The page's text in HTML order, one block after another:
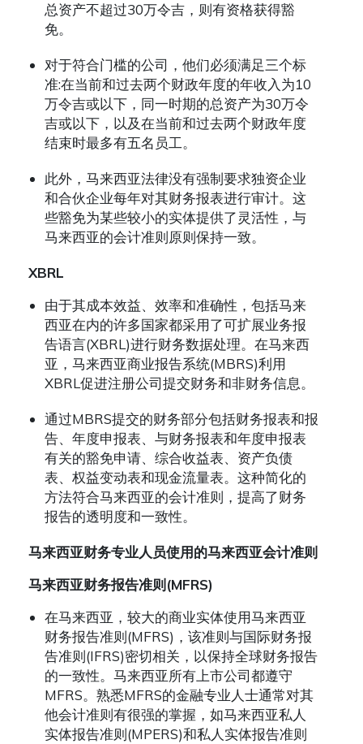
总资产不超过30万令吉，则有资格获得豁
免。
对于符合门槛的公司，他们必须满足三个标
准:在当前和过去两个财政年度的年收入为10
万令吉或以下，同一时期的总资产为30万令
吉或以下，以及在当前和过去两个财政年度
结束时最多有五名员工。
此外，马来西亚法律没有强制要求独资企业
和合伙企业每年对其财务报表进行审计。这
些豁免为某些较小的实体提供了灵活性，与
马来西亚的会计准则原则保持一致。
XBRL
由于其成本效益、效率和准确性，包括马来
西亚在内的许多国家都采用了可扩展业务报
告语言(XBRL)进行财务数据处理。在马来西
亚，马来西亚商业报告系统(MBRS)利用
XBRL促进注册公司提交财务和非财务信息。
通过MBRS提交的财务部分包括财务报表和报
告、年度申报表、与财务报表和年度申报表
有关的豁免申请、综合收益表、资产负债
表、权益变动表和现金流量表。这种简化的
方法符合马来西亚的会计准则，提高了财务
报告的透明度和一致性。
马来西亚财务专业人员使用的马来西亚会计准则
马来西亚财务报告准则(MFRS)
在马来西亚，较大的商业实体使用马来西亚
财务报告准则(MFRS)，该准则与国际财务报
告准则(IFRS)密切相关，以保持全球财务报告
的一致性。马来西亚所有上市公司都遵守
MFRS。熟悉MFRS的金融专业人士通常对其
他会计准则有很强的掌握，如马来西亚私人
实体报告准则(MPERS)和私人实体报告准则